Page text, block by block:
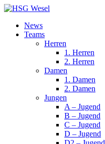
News
Teams
Herren
1. Herren
2. Herren
Damen
1. Damen
2. Damen
Jungen
A – Jugend
B – Jugend
C – Jugend
D – Jugend